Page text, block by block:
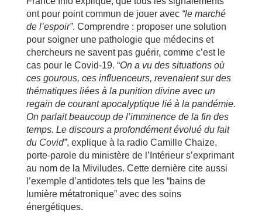
ont pour point commun de jouer avec “le marché
de l’espoir”. Comprendre : proposer une solution
pour soigner une pathologie que médecins et
chercheurs ne savent pas guérir, comme c’est le
cas pour le Covid-19. “On a vu des situations où
ces gourous, ces influenceurs, revenaient sur des
thématiques liées à la punition divine avec un
regain de courant apocalyptique lié à la pandémie.
On parlait beaucoup de l’imminence de la fin des
temps. Le discours a profondément évolué du fait
du Covid”, explique à la radio Camille Chaize,
porte-parole du ministère de l’Intérieur s’exprimant
au nom de la Miviludes. Cette dernière cite aussi
l’exemple d’antidotes tels que les “bains de
lumière métatronique” avec des soins
énergétiques.